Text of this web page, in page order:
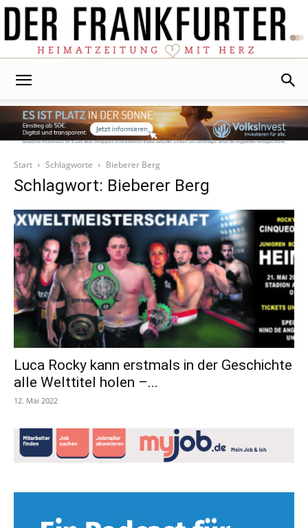
Start
Schlagworte Bieberer Berg
Schlagwort: Bieberer Berg
Luca Rocky kann erstmals in der Geschichte
alle Welttitel holen –...
12. Mai 2022